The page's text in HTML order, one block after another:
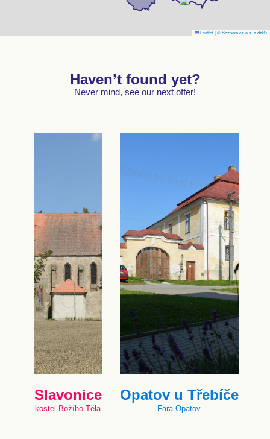
Leaflet|© Seznam.cz a.s. a další
Haven’t found yet?
Never mind, see our next offer!
Slavonice
kostel Božího Těla
Opatov u Třebíče
Fara Opatov